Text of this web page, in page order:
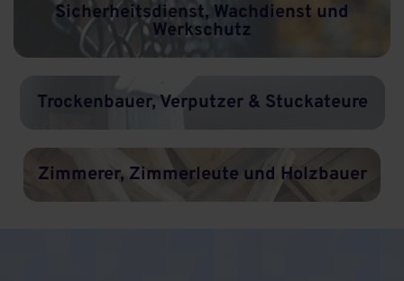
Sicherheitsdienst, Wachdienst und
Werkschutz
Trockenbauer, Verputzer & Stuckateure
Zimmerer, Zimmerleute und Holzbauer